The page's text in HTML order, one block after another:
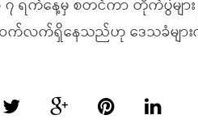
က်နေ့မှ စတင်ကာ တိုက်ပွဲများ
ဆက်လက်ရှိနေသည်ဟု ဒေသခံများ